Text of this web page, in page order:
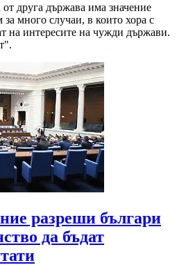
друга държава има значение
много случаи, в които хора с
на интересите на чужди държави.
разреши българи
да бъдат